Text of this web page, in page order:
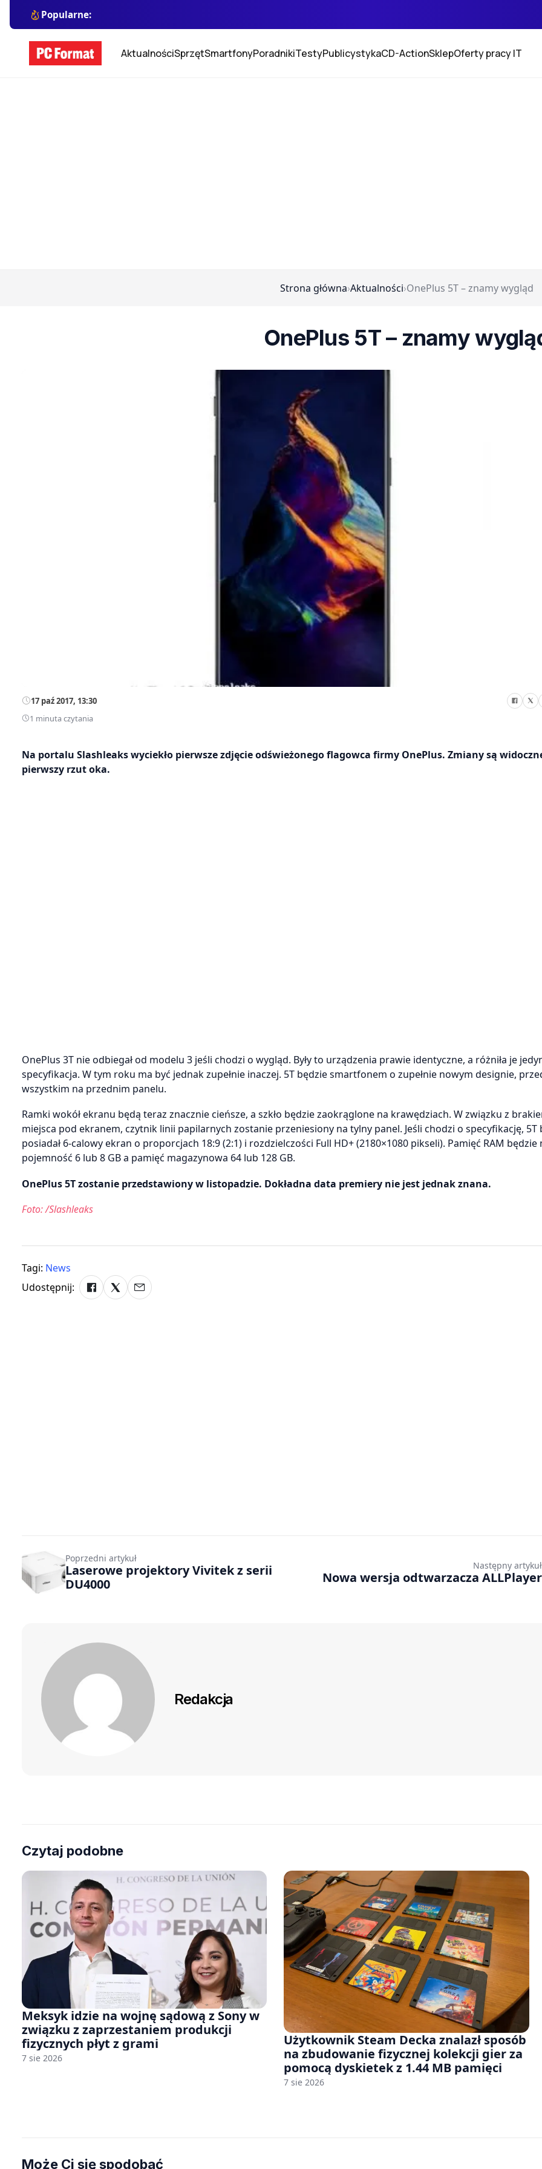
Popularne:
AktualnościSprzętSmartfonyPoradnikiTestyPublicystykaCD-ActionSklepOferty pracy IT
Strona główna›Aktualności›OnePlus 5T – znamy wygląd
OnePlus 5T – znamy
17 paź 2017, 13:30
1 minuta czytania
Na portalu Slashleaks wyciekło pierwsze zdjęcie odświeżonego flagowca firmy OnePlus. Zmiany są
pierwszy rzut oka.
OnePlus 3T nie odbiegał od modelu 3 jeśli chodzi o wygląd. Były to urządzenia prawie identyczne, a różniła je
specyfikacja. W tym roku ma być jednak zupełnie inaczej. 5T będzie smartfonem o zupełnie nowym designie,
wszystkim na przednim panelu.
Ramki wokół ekranu będą teraz znacznie cieńsze, a szkło będzie zaokrąglone na krawędziach. W związku z
miejsca pod ekranem, czytnik linii papilarnych zostanie przeniesiony na tylny panel. Jeśli chodzi o specyfikację, 5T
posiadał 6-calowy ekran o proporcjach 18:9 (2:1) i rozdzielczości Full HD+ (2180×1080 pikseli). Pamięć RAM będzie
pojemność 6 lub 8 GB a pamięć magazynowa 64 lub 128 GB.
OnePlus 5T zostanie przedstawiony w listopadzie. Dokładna data premiery nie jest jednak znana.
Foto: /Slashleaks
Tagi: News
Udostępnij:
Poprzedni artykuł
Laserowe projektory Vivitek z serii
DU4000
Następny artykuł
Nowa wersja odtwarzacza ALLPlayer
Redakcja
Czytaj podobne
Meksyk idzie na wojnę sądową z Sony w
związku z zaprzestaniem produkcji
fizycznych płyt z grami
7 sie 2026
Użytkownik Steam Decka znalazł sposób
na zbudowanie fizycznej kolekcji gier za
pomocą dyskietek z 1.44 MB pamięci
7 sie 2026
Może Ci się spodobać